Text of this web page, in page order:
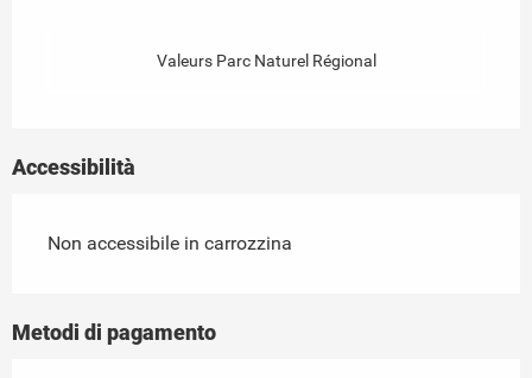
Valeurs Parc Naturel Régional
Accessibilità
Non accessibile in carrozzina
Metodi di pagamento